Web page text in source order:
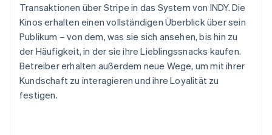
Transaktionen über Stripe in das System von INDY. Die
Kinos erhalten einen vollständigen Überblick über sein
Publikum – von dem, was sie sich ansehen, bis hin zu
der Häufigkeit, in der sie ihre Lieblingssnacks kaufen.
Betreiber erhalten außerdem neue Wege, um mit ihrer
Kundschaft zu interagieren und ihre Loyalität zu
festigen.